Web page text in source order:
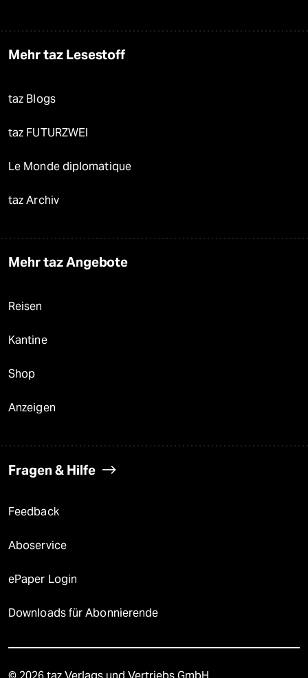
Mehr taz Lesestoff
taz Blogs
taz FUTURZWEI
Le Monde diplomatique
taz Archiv
Mehr taz Angebote
Reisen
Kantine
Shop
Anzeigen
Fragen & Hilfe
Feedback
Aboservice
ePaper Login
Downloads für Abonnierende